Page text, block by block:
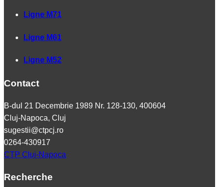
Ligne M71
Ligne M61
Ligne M52
Contact
B-dul 21 Decembrie 1989 Nr. 128-130, 400604
Cluj-Napoca, Cluj
sugestii@ctpcj.ro
0264-430917
CTP Cluj-Napoca
Recherche